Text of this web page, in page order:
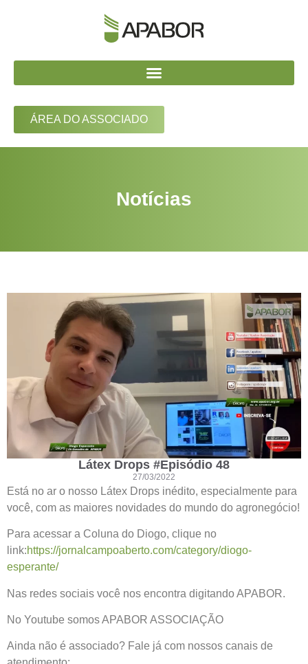
ÁREA DO ASSOCIADO
Notícias
Látex Drops #Episódio 48
27/03/2022
Está no ar o nosso Látex Drops inédito, especialmente para
você, com as maiores novidades do mundo do agronegócio!
Para acessar a Coluna do Diogo, clique no
link:https://jornalcampoaberto.com/category/diogo-
esperante/
Nas redes sociais você nos encontra digitando APABOR.
No Youtube somos APABOR ASSOCIAÇÃO
Ainda não é associado? Fale já com nossos canais de